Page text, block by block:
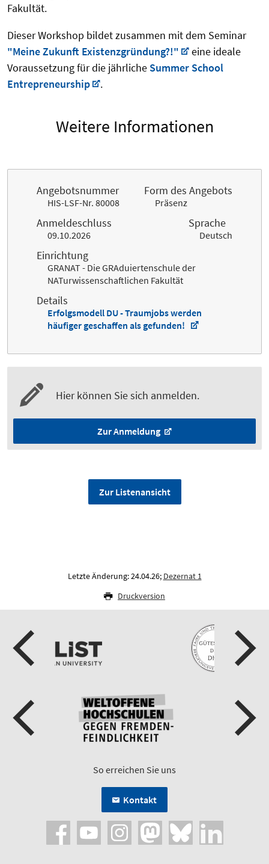
Fakultät.
Dieser Workshop bildet zusammen mit dem Seminar
"Meine Zukunft Existenzgründung?!"
eine ideale
Voraussetzung für die jährliche Summer School
Entrepreneurship
.
Weitere Informationen
Angebotsnummer
HIS-LSF-Nr. 80008
Form des Angebots
Präsenz
Anmeldeschluss
09.10.2026
Sprache
Deutsch
Einrichtung
GRANAT - Die GRAduiertenschule der
NATurwissenschaftlichen Fakultät
Details
Erfolgsmodell DU - Traumjobs werden
häufiger geschaffen als gefunden!
Hier können Sie sich anmelden.
Zur Anmeldung
Zur Listenansicht
Letzte Änderung: 24.04.26; Dezernat 1
Druckversion
So erreichen Sie uns
Kontakt